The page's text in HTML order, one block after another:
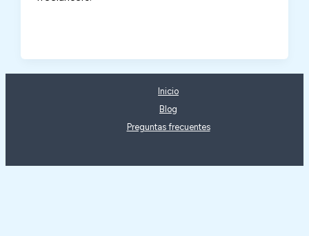
Inicio
Blog
Preguntas frecuentes